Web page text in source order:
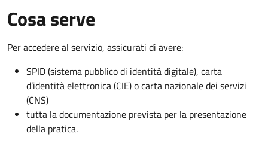
Cosa serve
Per accedere al servizio, assicurati di avere:
SPID (sistema pubblico di identità digitale), carta
d’identità elettronica (CIE) o carta nazionale dei servizi
(CNS)
tutta la documentazione prevista per la presentazione
della pratica.